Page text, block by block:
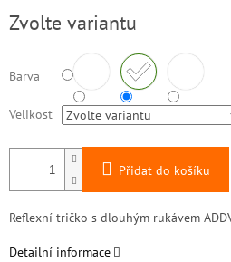
cena:
Zvolte variantu
Barva
Velikost
Přidat do košíku
Reflexní tričko s dlouhým rukávem
Detailní informace